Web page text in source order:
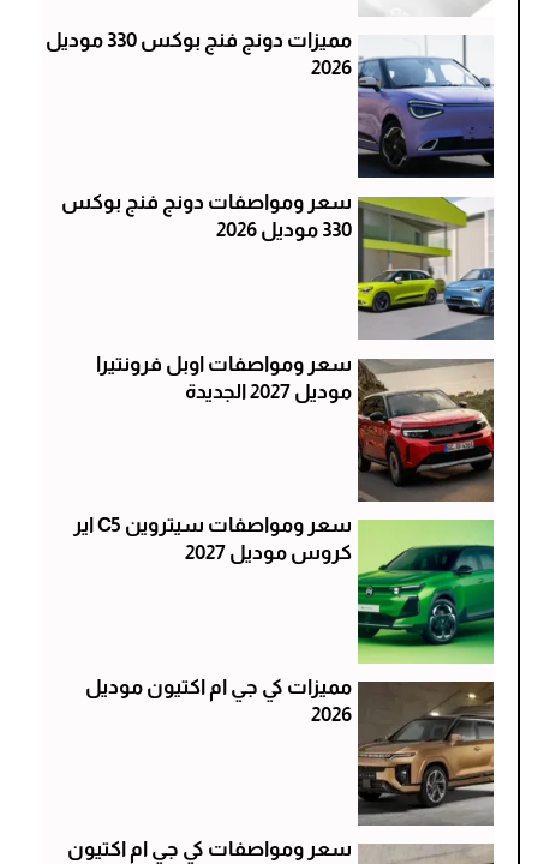
مميزات دونج فنج بوكس 330 موديل
2026
سعر ومواصفات دونج فنج بوكس
330 موديل 2026
سعر ومواصفات اوبل فرونتيرا
موديل 2027 الجديدة
سعر ومواصفات سيتروين C5 اير
كروس موديل 2027
مميزات كي جي ام اكتيون موديل
2026
سعر ومواصفات كي جي ام اكتيون